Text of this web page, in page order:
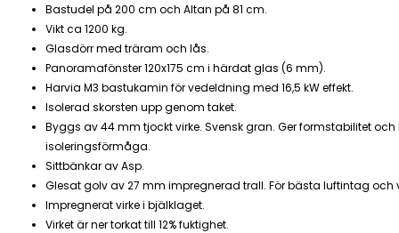
Bastudel på 200 cm och Altan på 81 cm.
Vikt ca 1200 kg.
Glasdörr med träram och lås.
Panoramafönster 120x175 cm i härdat glas (6 mm).
Harvia M3 bastukamin för vedeldning med 16,5 kW effekt.
Isolerad skorsten upp genom taket.
Byggs av 44 mm tjockt virke. Svensk gran. Ger formstabilitet och
isoleringsförmåga.
Sittbänkar av Asp.
Glesat golv av 27 mm impregnerad trall. För bästa luftintag och
Impregnerat virke i bjälklaget.
Virket är ner torkat till 12% fuktighet.